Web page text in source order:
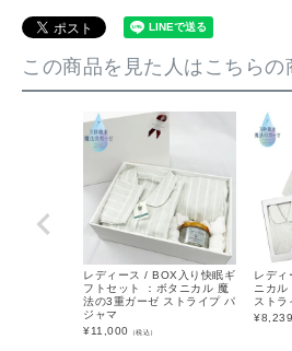
この商品を見た人はこちら
レディース / BOX入り快眠ギ
フトセット ：ボタニカル 魔
法の3重ガーゼ ストライプ パ
ジャマ
¥11,000 （税込）
レディ
ニカ
ストラ
¥8,239